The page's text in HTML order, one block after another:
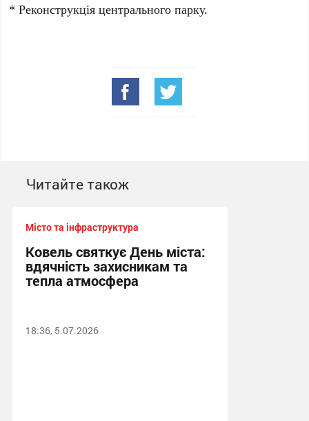
* Реконструкція центрального парку.
Читайте також
Місто та інфраструктура
Ковель святкує День міста:
вдячність захисникам та
тепла атмосфера
18:36, 5.07.2026